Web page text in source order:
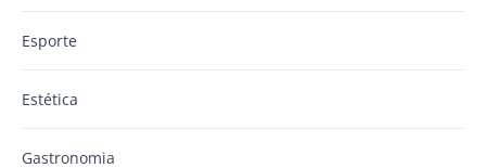
Esporte
Estética
Gastronomia